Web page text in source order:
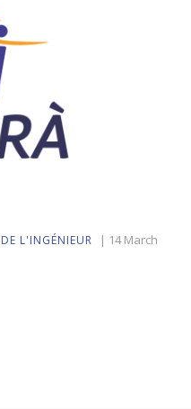
L'INGÉNIEUR | 14 March